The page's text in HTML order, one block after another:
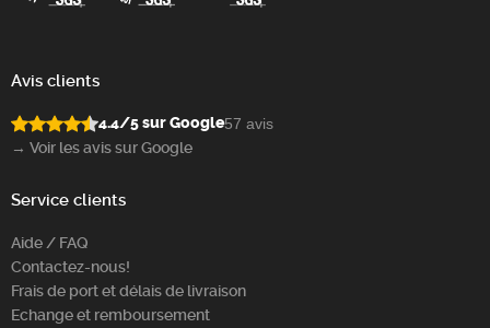
Avis clients
4.4/5 sur Google57 avis
→ Voir les avis sur Google
Service clients
Aide / FAQ
Contactez-nous!
Frais de port et délais de livraison
Echange et remboursement